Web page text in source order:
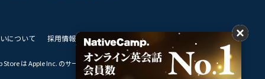
について 採用情報 私達のビジョン
は Apple Inc. のサービスマークです。